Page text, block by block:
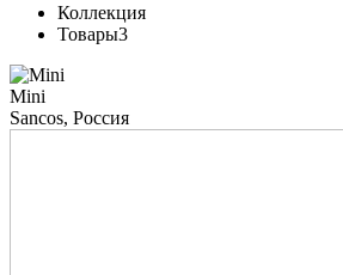
Коллекция
Товары3
Mini
Sancos, Россия